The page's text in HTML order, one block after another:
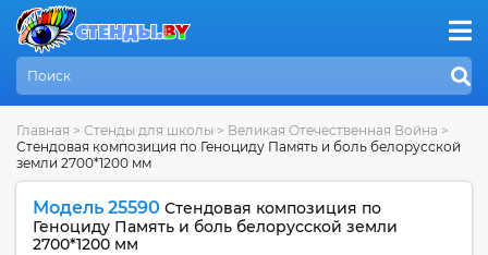
Главная > Стенды для школы > Великая Отечественная Война >
Стендовая композиция по Геноциду Память и боль белорусской
земли 2700*1200 мм
Модель 25590 Стендовая композиция по
Геноциду Память и боль белорусской земли
2700*1200 мм